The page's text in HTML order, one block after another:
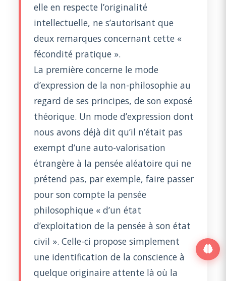
elle en respecte l’originalité
intellectuelle, ne s’autorisant que
deux remarques concernant cette «
fécondité pratique ».
La première concerne le mode
d’expression de la non-philosophie au
regard de ses principes, de son exposé
théorique. Un mode d’expression dont
nous avons déjà dit qu’il n’était pas
exempt d’une auto-valorisation
étrangère à la pensée aléatoire qui ne
prétend pas, par exemple, faire passer
pour son compte la pensée
philosophique « d’un état
d’exploitation de la pensée à son état
civil ». Celle-ci propose simplement
une identification de la conscience à
quelque originaire attente là où la